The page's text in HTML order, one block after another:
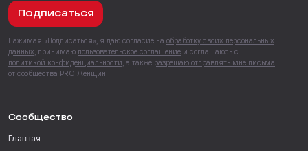
Подписаться
Нажимая «Подписаться», я даю согласие на обработку своих персональных
данных , принимаю пользовательское соглашение и соглашаюсь с
политикой конфиденциальности , а также разрешаю отправлять мне письма
от сообщества PRO Женщин.
Сообщество
Главная